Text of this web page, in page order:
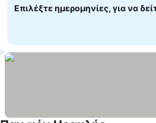
Επιλέξτε ημερομηνίες, για να